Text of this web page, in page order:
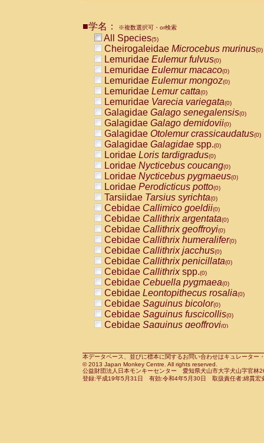
CebidaeCebus nigrivittatus
CebidaeCebus
CebidaeSaimiri boliviensis(0)
CebidaeSaimiri sciureus(0)
AtelidaeAlouatta caraya(0)
AtelidaeAlouatta fusca(0)
AtelidaeAlouatta seniculus
AtelidaeAlouattaspp.(0)
AtelidaeAteles belzebuth(0)
AtelidaeAteles geoffroyi(0)
AtelidaeAteles paniscus(0)
AtelidaeAtelesspp.(0)
Atelidae Lagothrix lagothricha
AtelidaeLagothrix lagothricha cana
PitheciidaeCacajao calvus
PitheciidaeCallicebus cupreus
PitheciidaeCallicebus donacophilus
PitheciidaeCallicebus moloch
PitheciidaeCallicebus torquatus
PitheciidaeCallicebusspp.(0)
PitheciidaeChiropotes satanas(0)
PitheciidaePithecia monachus
PitheciidaePithecia pithecia(0)
CercopithecidaeCercocebus agilis
CercopithecidaeCercocebus
CercopithecidaeCercocebus
CercopithecidaeCercocebus
CercopithecidaeCercocebus
CercopithecidaeCercocebushybrid
CercopithecidaePapio anubis(0)
CercopithecidaePapio cynocephalus
CercopithecidaePapio hamadryas(0)
■学名： ※複数選択可・or検索
All Species(5)
Cheirogaleidae Microcebus murinus(0)
Lemuridae Eulemur fulvus(0)
Lemuridae Eulemur macaco(0)
Lemuridae Eulemur mongoz(0)
Lemuridae Lemur catta(0)
Lemuridae Varecia variegata(0)
Galagidae Galago senegalensis(0)
Galagidae Galago demidovii(0)
Galagidae Otolemur crassicaudatus(0)
Galagidae Galagidae spp.(0)
Loridae Loris tardigradus(0)
Loridae Nycticebus coucang(0)
Loridae Nycticebus pygmaeus(0)
Loridae Perodicticus potto(0)
Tarsiidae Tarsius syrichta(0)
Cebidae Callimico goeldii(0)
Cebidae Callithrix argentata(0)
Cebidae Callithrix geoffroyi(0)
Cebidae Callithrix humeralifer(0)
Cebidae Callithrix jacchus(0)
Cebidae Callithrix penicillata(0)
Cebidae Callithrixspp.(0)
Cebidae Cebuella pygmaea(0)
Cebidae Leontopithecus rosalia(0)
Cebidae Saguinus bicolor(0)
Cebidae Saguinus fuscicollis(0)
Cebidae Saguinus geoffroyi(0)
CebidaeSaguinus leucopus(0)
CebidaeSaguinus midas(0)
Cebidae Saguinus mystax(0)
本データベース、並びに標本に関するお問い合わせはキュレータ
© 2013 Japan Monkey Centre. All rights reserved.
公益財団法人日本モンキーセンター 愛知県犬山市大字犬山字官
登録:平成19年5月31日 有効:令和4年5月30日 取扱責任者:綿貫宏